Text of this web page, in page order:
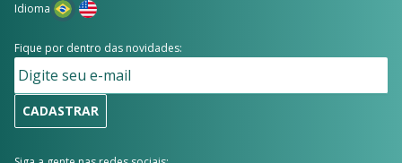
Idioma
Fique por dentro das novidades:
CADASTRAR